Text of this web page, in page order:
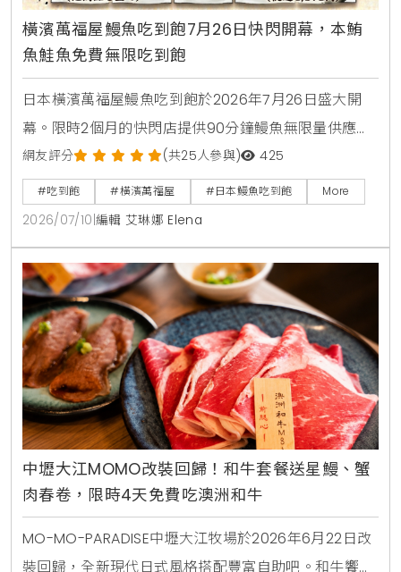
橫濱萬福屋鰻魚吃到飽7月26日快閃開幕，本鮪
魚鮭魚免費無限吃到飽
日本橫濱萬福屋鰻魚吃到飽於2026年7月26日盛大開
幕。限時2個月的快閃店提供90分鐘鰻魚無限量供應，
大人費用只要3980日圓，折合台幣千元有找。店內採
用日式七輪炭火現烤風格，菜單更包含本鮪魚與鮭魚腹
肉等豐富海鮮，是今年夏天日本自由行不容錯過的超高
CP值美食選擇。
網友評分 (共25人參與) 425
#吃到飽 #橫濱萬福屋 #日本鰻魚吃到飽 More
2026/07/10 編輯 艾琳娜 Elena
中壢大江MOMO改裝回歸！和牛套餐送星鰻、蟹
肉春卷，限時4天免費吃澳洲和牛
MO-MO-PARADISE中壢大江牧場於2026年6月22日改
裝回歸，全新現代日式風格搭配豐富自助吧。和牛饗宴